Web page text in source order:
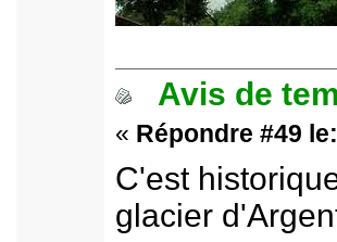
Avis de
« Répondre #49 le:
C'est
glacier